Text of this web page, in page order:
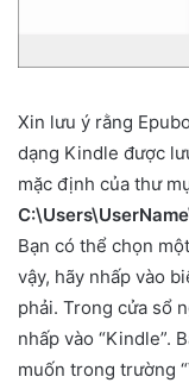
Xin lưu ý rằng
dạng Kindle được
mặc định của thư
Bạn có thể chọn
vậy, hãy nhấp vào
phải. Trong cửa sổ
nhấp vào “Kindle”.
muốn trong trường